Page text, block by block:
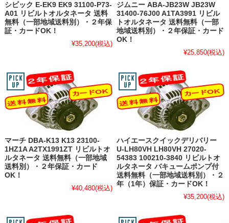
シビック E-EK9 EK9 31100-P73-
A01 リビルトオルタネータ 送料
無料（一部地域送料別）・２年保
証・カードOK！
¥35,200(税込)
ジムニー ABA-JB23W JB23W
31400-76J00 A1TA3991 リビル
トオルタネータ 送料無料（一部
地域送料別）・２年保証・カード
OK！
¥25,850(税込)
マーチ DBA-K13 K13 23100-
1HZ1A A2TX1991ZT リビルトオ
ルタネータ 送料無料（一部地域
送料別）・２年保証・カード
OK！
¥40,480(税込)
ハイエースクイックデリバリー
U-LH80VH LH80VH 27020-
54383 100210-3840 リビルトオ
ルタネータ バキュームポンプ付
送料無料（一部地域送料別）・２
年（1年）保証・カードOK！
¥35,200(税込)